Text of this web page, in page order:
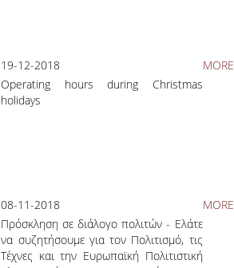
19-12-2018
Operating hours during Christmas
holidays
MORE
08-11-2018
Πρόσκληση σε διάλογο πολιτών - Ελάτε
να συζητήσουμε για τον Πολιτισμό, τις
Τέχνες και την Ευρωπαϊκή Πολιτιστική
MORE